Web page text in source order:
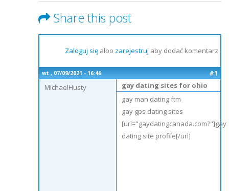
Share this post
Zaloguj sięalbo zarejestruj aby dodać komentarz
wt., 07/09/2021 - 16:46
#1
MichaelHusty
gay dating sites for ohio
gay man dating ftm
gay gps dating sites
[url="gaydatingcanada.com?"]gay
dating site profile[/url]